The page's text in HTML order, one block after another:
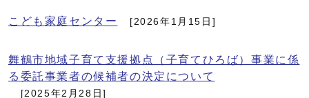
こども家庭センター [2026年1月15日]
舞鶴市地域子育て支援拠点（子育てひろば）事業に係
る委託事業者の候補者の決定について
[2025年2月28日]